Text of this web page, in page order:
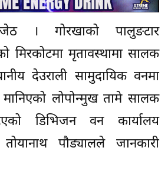
। गोरखाको पालुङटार
मिरकोटमा मृतावस्थामा सालक
देउराली सामुदायिक वनमा
मानिएको लोपोन्मुख तामे सालक
डिभिजन वन कार्यालय
पौड्यालले जानकारी